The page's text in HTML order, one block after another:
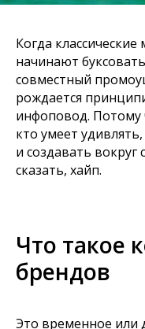
Когда
начинают
совместный
рождается
инфоповод. Потому
кто умеет
и создавать вокруг
сказать, хайп.
Что такое
брендов
Это временное или